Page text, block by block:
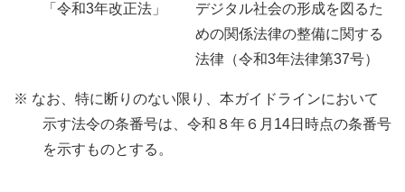
「令和3年改正法」
デジタル社会の形成を図るた
めの関係法律の整備に関する
法律（令和3年法律第37号）
※ なお、特に断りのない限り、本ガイドラインにおいて
示す法令の条番号は、令和８年６月14日時点の条番号
を示すものとする。